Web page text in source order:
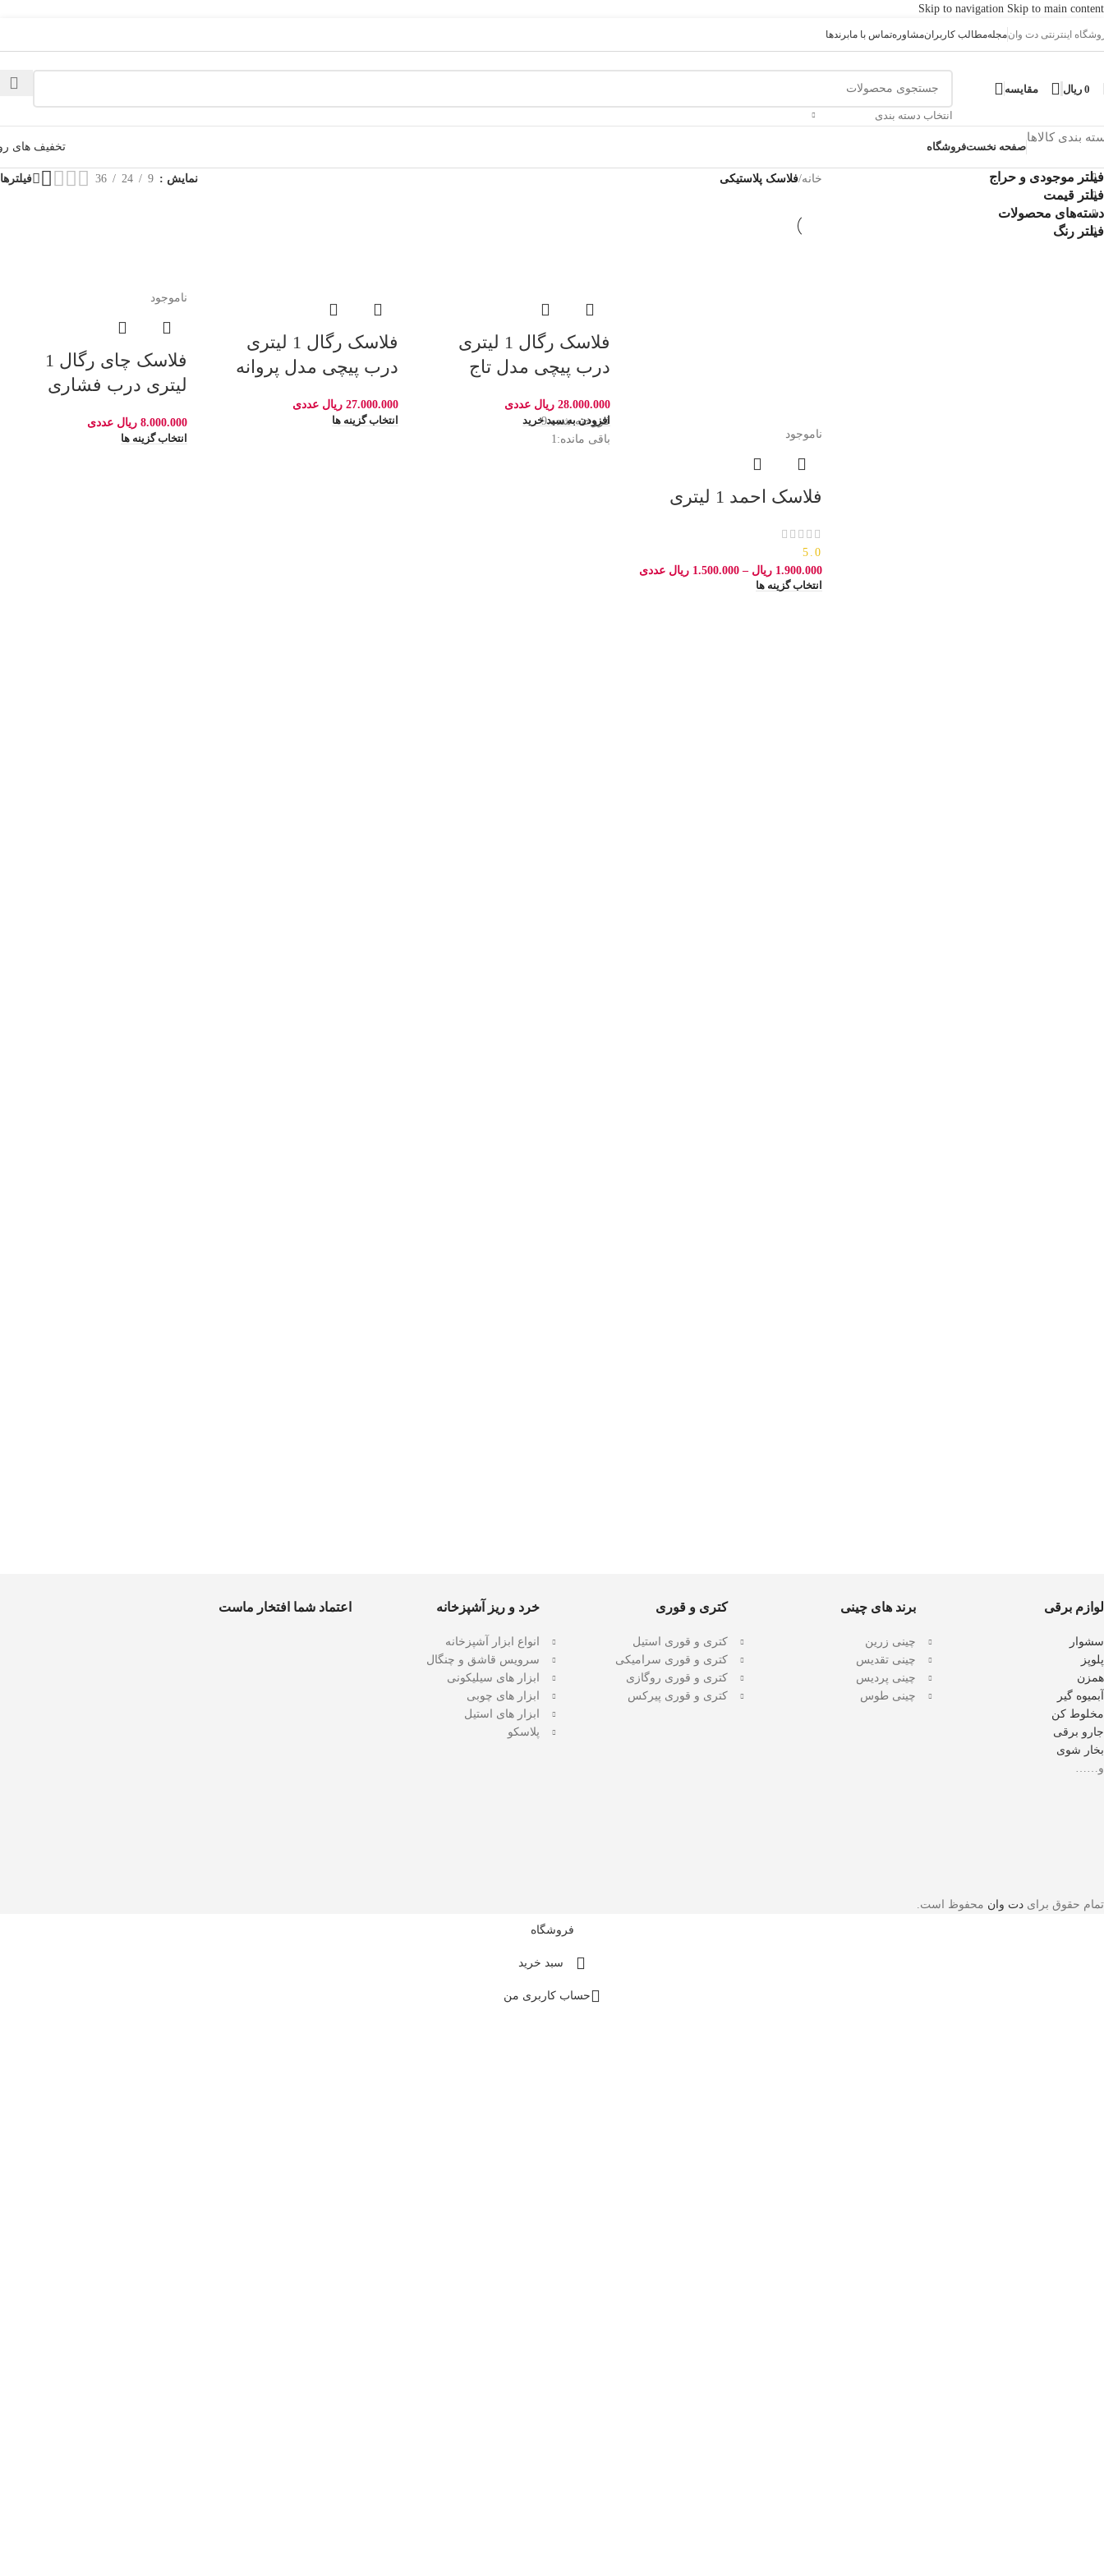
Skip to navigation Skip to main content
اینترنتی دت وانمجلهمطالب کاربرانمشاورهتماس با مابرندها
0 ریال مقایسه
انتخاب دسته بندی
بندی کالاها
صفحه نخستفروشگاه تخفیف های
فیلتر موجودی و حراج
فیلتر قیمت
دسته‌های محصولات
فیلتر رنگ
خانه/فلاسک پلاستیکی نمایش 9
24
36 فیلترها
ناموجود
فلاسک احمد 1 لیتری
5.0
1.900.000 ریال –
1.500.000 ریال عددی
انتخاب گزینه ها
فلاسک رگال 1 لیتری
درب پیچی مدل تاج
28.000.000 ریال عددی
افزودن به سبد خرید
فروخته شده:9
باقی مانده: 1
فلاسک رگال 1 لیتری
درب پیچی مدل پروانه
27.000.000 ریال عددی
انتخاب گزینه ها
ناموجود
فلاسک چای رگال 1
لیتری درب فشاری
8.000.000 ریال عددی
انتخاب گزینه ها
لوازم برقی
سشوار
پلوپز
همزن
آبمیوه گیر
مخلوط کن
جارو برقی
بخار شوی
و……
برند های چینی
چینی زرین
چینی تقدیس
چینی پردیس
چینی طوس
کتری و قوری
کتری و قوری استیل
کتری و قوری سرامیکی
کتری و قوری روگازی
کتری و قوری پیرکس
خرد و ریز آشپزخانه
انواع ابزار آشپزخانه
سرویس قاشق و چنگال
ابزار های سیلیکونی
ابزار های چوبی
ابزار های استیل
پلاسکو
اعتماد شما افتخار ماست
تمام حقوق برای دت وان محفوظ است.
فروشگاه
سبد خرید
حساب کاربری من